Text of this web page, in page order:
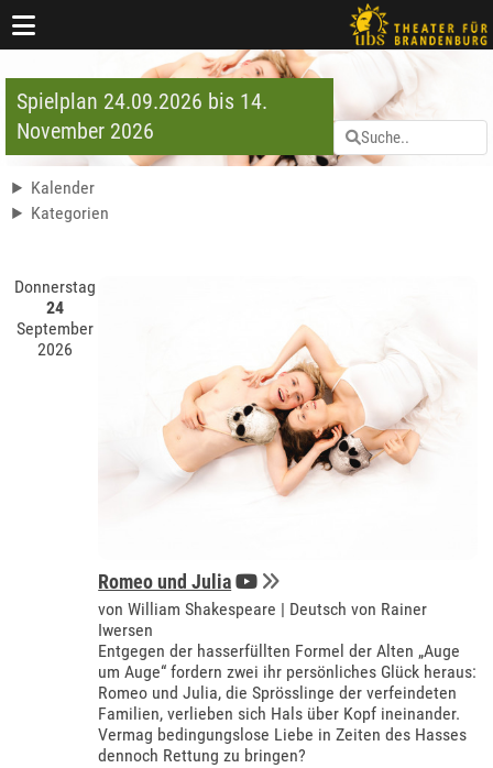
Spielplan 24.09.2026 bis 14.
November 2026
Kalender
Kategorien
Donnerstag
24
September
2026
Romeo und Julia
von William Shakespeare | Deutsch von Rainer
Iwersen
Entgegen der hasserfüllten Formel der Alten „Auge
um Auge“ fordern zwei ihr persönliches Glück heraus:
Romeo und Julia, die Sprösslinge der verfeindeten
Familien, verlieben sich Hals über Kopf ineinander.
Vermag bedingungslose Liebe in Zeiten des Hasses
dennoch Rettung zu bringen?